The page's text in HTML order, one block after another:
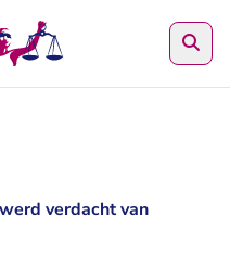
verdacht van